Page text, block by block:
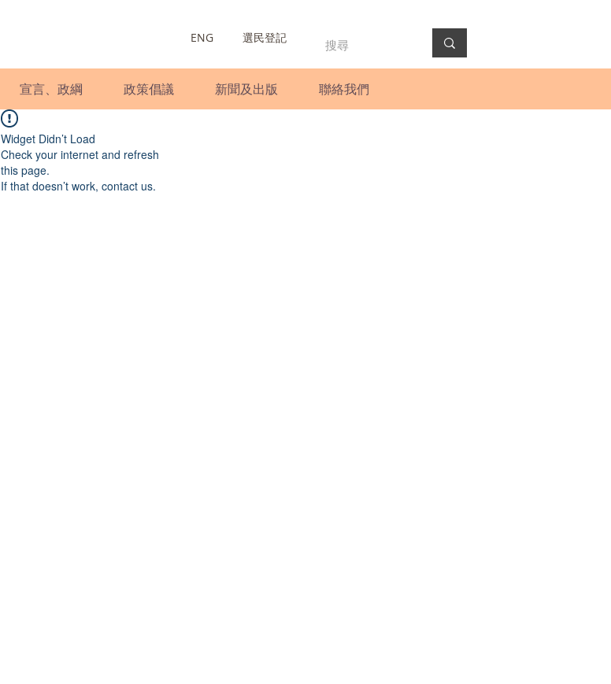
ENG 選民登記
宣言、政綱 政策倡議 新聞及出版 聯絡我們
Widget Didn’t Load
Check your internet and refresh
this page.
If that doesn’t work, contact us.